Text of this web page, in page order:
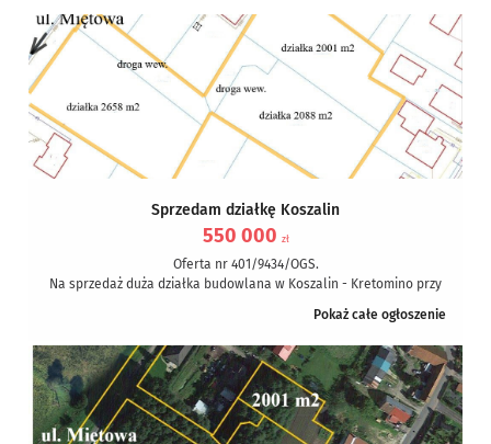
Sprzedam działkę Koszalin
550 000 zł
Oferta nr 401/9434/OGS.
Na sprzedaż duża działka budowlana w Koszalin - Kretomino przy
Pokaż całe ogłoszenie